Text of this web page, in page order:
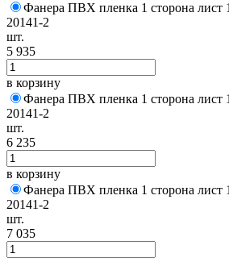
Фанера ПВХ пленка 1 сторона лист
20141-2
шт.
5 935
в корзину
Фанера ПВХ пленка 1 сторона лист
20141-2
шт.
6 235
в корзину
Фанера ПВХ пленка 1 сторона лист
20141-2
шт.
7 035